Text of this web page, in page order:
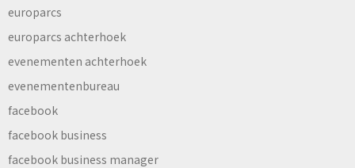
europarcs
europarcs achterhoek
evenementen achterhoek
evenementenbureau
facebook
facebook business
facebook business manager